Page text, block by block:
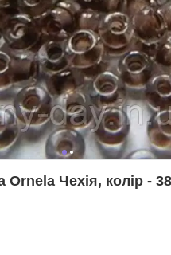
Ornela Чехія, колір -